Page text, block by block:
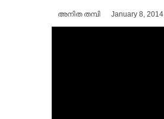
അനിത തമ്പി January 8, 2014